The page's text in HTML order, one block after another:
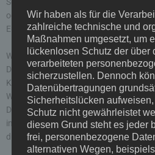
oder aus Gründen eines wichtigen
Europäischen Union oder eines
Widerspruch gegen Werbe-E-Mails
Der Nutzung von im Rahmen der
Kontaktdaten zur Übersendung von
Werbung und Informationsmaterialien
Die Betreiber der Seiten behalten sich
im Falle der unverlangten Zusendung
durch Spam-E-Mails, vor.
Wir haben als für die
zahlreiche technische und
Maßnahmen umgesetzt, um
lückenlosen Schutz der über
verarbeiteten
sicherzustellen. Dennoch
Datenübertragungen
Sicherheitslücken
Schutz nicht gewährleistet
diesem Grund steht es jeder
frei, personenbezogene
alternativen Wegen,